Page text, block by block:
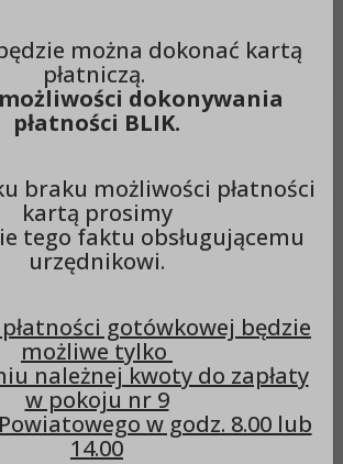
Kujawskim
Menu
i załatwiania spraw
spraw
załatwiania spraw
można dokonać kartą
płatniczą.
dokonywania
płatności BLIK.
braku możliwości płatności
kartą prosimy
tego faktu obsługującemu
urzędnikowi.
gotówkowej będzie
możliwe tylko
należnej kwoty do zapłaty
w pokoju nr 9
w godz. 8.00 lub
14.00